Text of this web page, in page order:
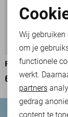
PME LEGEND POLO
69,99
Wij gebruiken
om je
functionele
werkt.
partners
gedrag
content te